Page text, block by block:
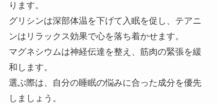
ります。
グリシンは深部体温を下げて入眠を促し、テアニ
ンはリラックス効果で心を落ち着かせます。
マグネシウムは神経伝達を整え、筋肉の緊張を緩
和します。
選ぶ際は、自分の睡眠の悩みに合った成分を優先
しましょう。